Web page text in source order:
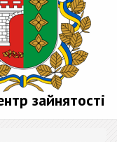
зайнятості